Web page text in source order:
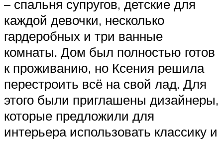
– спальня супругов, детские для
каждой девочки, несколько
гардеробных и три ванные
комнаты. Дом был полностью готов
к проживанию, но Ксения решила
перестроить всё на свой лад. Для
этого были приглашены дизайнеры,
которые предложили для
интерьера использовать классику и